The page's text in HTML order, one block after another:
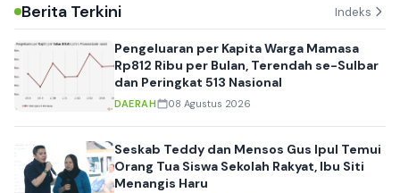
Berita Terkini Indeks
Pengeluaran per Kapita Warga Mamasa
Rp812 Ribu per Bulan, Terendah se-Sulbar
dan Peringkat 513 Nasional
DAERAH 08 Agustus 2026
Seskab Teddy dan Mensos Gus Ipul Temui
Orang Tua Siswa Sekolah Rakyat, Ibu Siti
Menangis Haru